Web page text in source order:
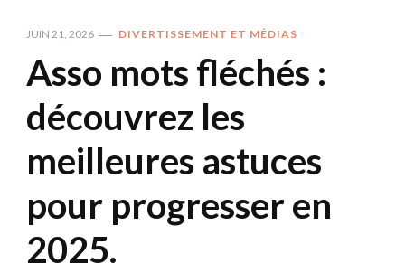
JUIN 21, 2026 DIVERTISSEMENT ET MÉDIAS
Asso mots fléchés :
découvrez les
meilleures astuces
pour progresser en
2025.